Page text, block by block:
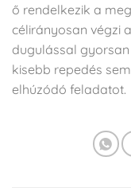
ő rendelkezik a
célirányosan végzi
dugulással
kisebb repedés
elhúzódó feladatot.